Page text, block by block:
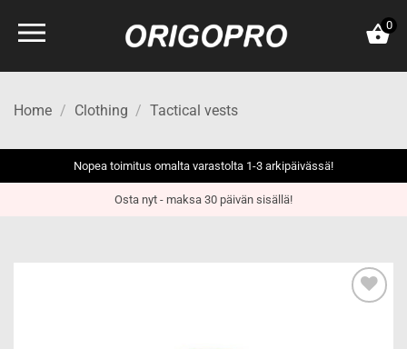
0
Home / Clothing / Tactical vests
Nopea toimitus omalta varastolta 1-3 arkipäivässä!
Osta nyt - maksa 30 päivän sisällä!